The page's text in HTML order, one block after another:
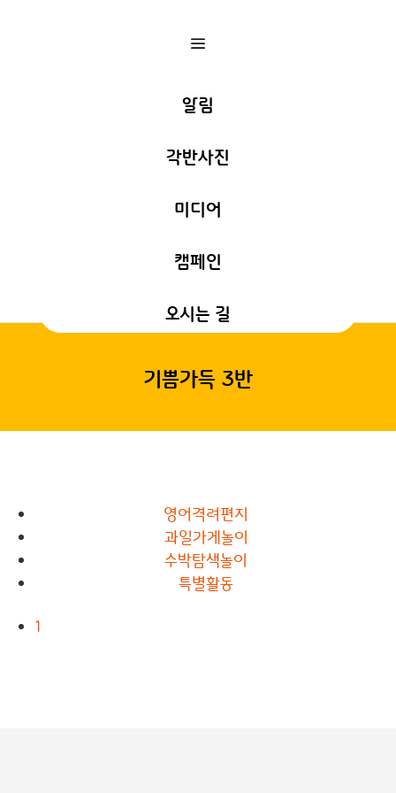
a
알림
각반사진
미디어
캠페인
오시는 길
기쁨가득 3반
영어격려편지
과일가게놀이
수박탐색놀이
특별활동
1